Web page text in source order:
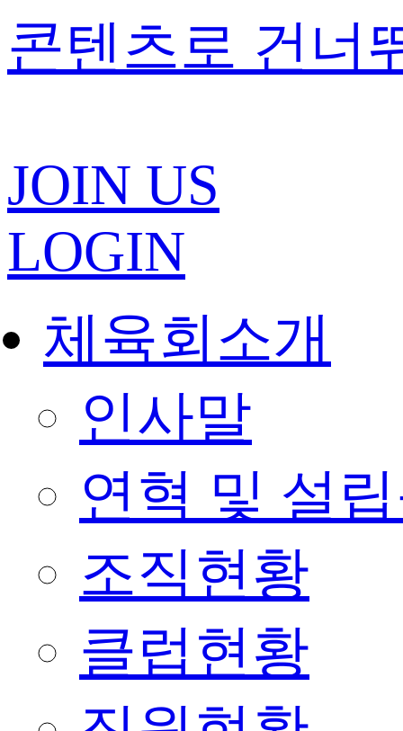
콘텐츠로 건너
JOIN US
LOGIN
체육회소개
인사말
연혁 및 설
조직현황
클럽현황